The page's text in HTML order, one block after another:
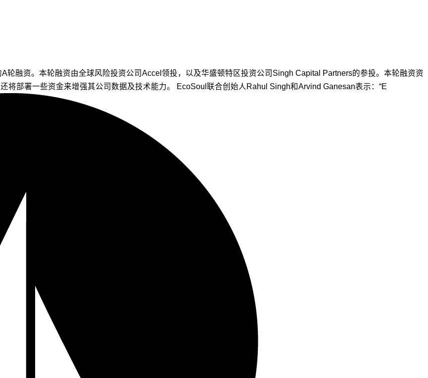
融资。本轮融资由全球风险投资公司Accel领投，以及华盛顿特区投资公司Singh Capital Partners的参投。本轮融资资
将部署一些资金来增强其公司数据及技术能力。 EcoSoul联合创始人Rahul Singh和Arvind Ganesan表示：“E